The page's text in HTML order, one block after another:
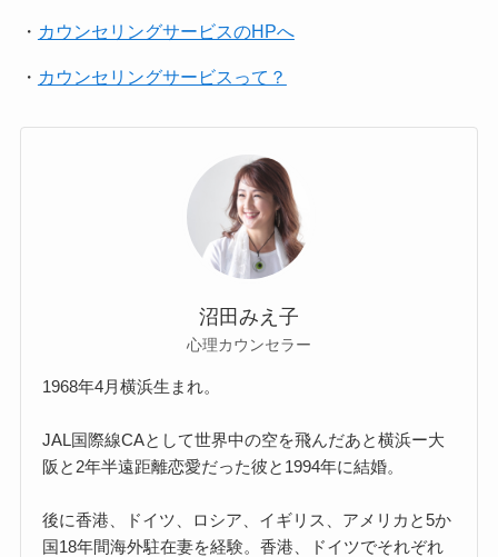
・ カウンセリングサービスのHPへ
・ カウンセリングサービスって？
沼田みえ子
心理カウンセラー
1968年4月横浜生まれ。
JAL国際線CAとして世界中の空を飛んだあと横浜ー大
阪と2年半遠距離恋愛だった彼と1994年に結婚。
後に香港、ドイツ、ロシア、イギリス、アメリカと5か
国18年間海外駐在妻を経験。香港、ドイツでそれぞれ